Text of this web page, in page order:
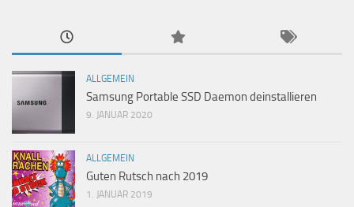
ALLGEMEIN
Samsung Portable SSD Daemon deinstallieren
9. JANUAR 2020
ALLGEMEIN
Guten Rutsch nach 2019
1. JANUAR 2019